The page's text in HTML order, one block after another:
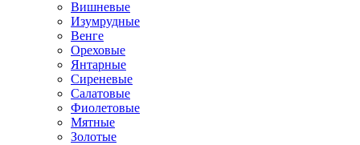
Вишневые
Изумрудные
Венге
Ореховые
Янтарные
Сиреневые
Салатовые
Фиолетовые
Мятные
Золотые